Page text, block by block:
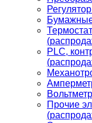
PLС,
Прочие